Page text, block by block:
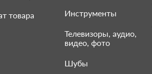
товара Инструменты
Телевизоры, аудио,
видео, фото
Шубы